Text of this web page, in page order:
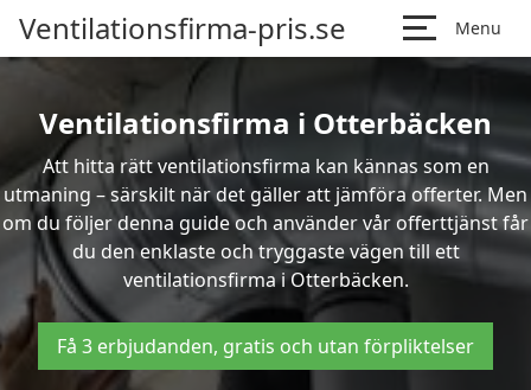
Ventilationsfirma-pris.se Menu
Ventilationsfirma i Otterbäcken
Att hitta rätt ventilationsfirma kan kännas som en
utmaning – särskilt när det gäller att jämföra offerter. Men
om du följer denna guide och använder vår offerttjänst får
du den enklaste och tryggaste vägen till ett
ventilationsfirma i Otterbäcken.
Få 3 erbjudanden, gratis och utan förpliktelser